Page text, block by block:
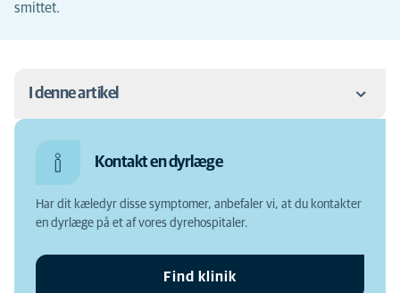
smittet.
I denne artikel
Diagnose
Kontakt en dyrlæge
Har dit kæledyr disse symptomer, anbefaler vi, at du kontakter
en dyrlæge på et af vores dyrehospitaler.
Find klinik